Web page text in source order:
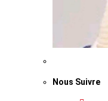
Nous Suivre